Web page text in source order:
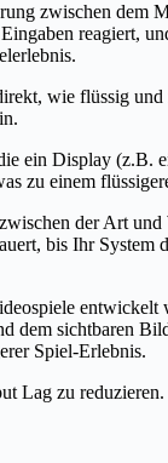
zwischen
reagiert,
wie flüssig
ein Display
zu einem
der Art
bis Ihr
sichtbaren
Spiel-Erlebnis.
Lag zu